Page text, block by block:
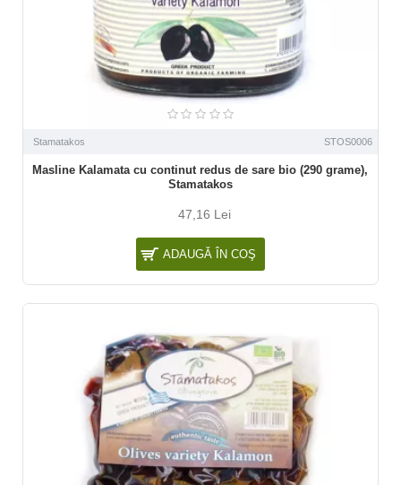
Stamatakos STOS0006
Masline Kalamata cu continut redus de sare bio (290 grame),
Stamatakos
47,16 Lei
ADAUGĂ ÎN COŞ